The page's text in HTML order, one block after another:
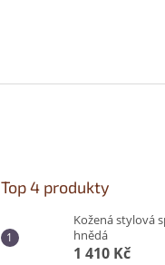
Top 4 produkty
Kožená stylová
hnědá
1 410 Kč